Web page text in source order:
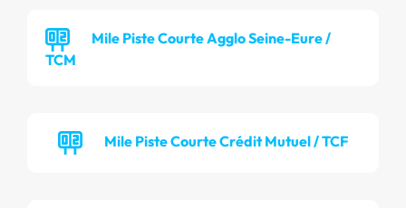
Mile Piste Courte Agglo Seine-Eure /
TCM
Mile Piste Courte Crédit Mutuel / TCF